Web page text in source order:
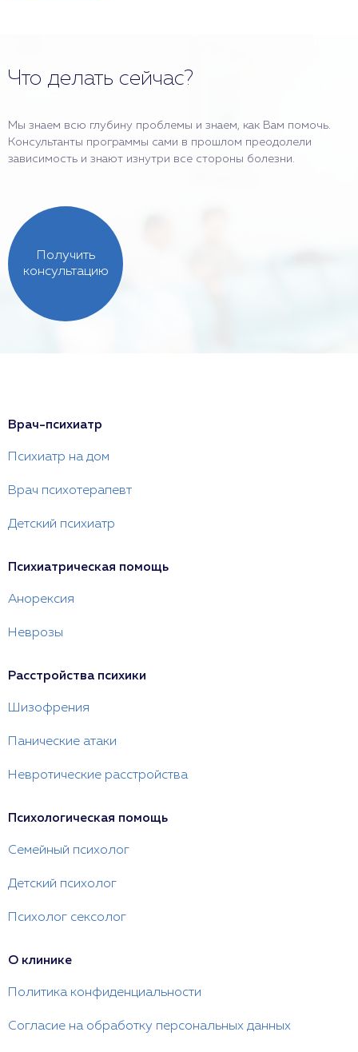
Что делать сейчас?
Мы знаем всю глубину проблемы и знаем, как Вам помочь.
Консультанты программы сами в прошлом преодолели
зависимость и знают изнутри все стороны болезни.
Получить
консультацию
Врач-психиатр
Психиатр на дом
Врач психотерапевт
Детский психиатр
Психиатрическая помощь
Анорексия
Неврозы
Расстройства психики
Шизофрения
Панические атаки
Невротические расстройства
Психологическая помощь
Семейный психолог
Детский психолог
Психолог сексолог
О клинике
Политика конфиденциальности
Согласие на обработку персональных данных